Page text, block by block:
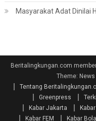
Masyarakat Adat Dinilai
Beritalingkungan.com
Theme: News
Tentang
Greenpress
Kabar Jakarta
Kabar FEM
Kabar Bola